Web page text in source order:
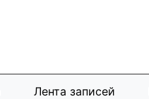
Лента записей